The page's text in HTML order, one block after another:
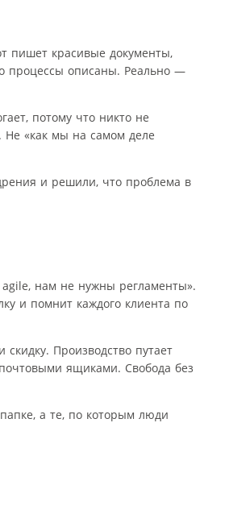
пишет красивые документы,
процессы описаны. Реально —
потому что никто не
Не «как мы на самом деле
и решили, что проблема в
нам не нужны регламенты».
и помнит каждого клиента по
Производство путает
ящиками. Свобода без
а те, по которым люди